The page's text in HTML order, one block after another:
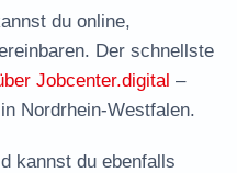
du online,
Der schnellste
Jobcenter.digital –
Nordrhein-Westfalen.
kannst du ebenfalls